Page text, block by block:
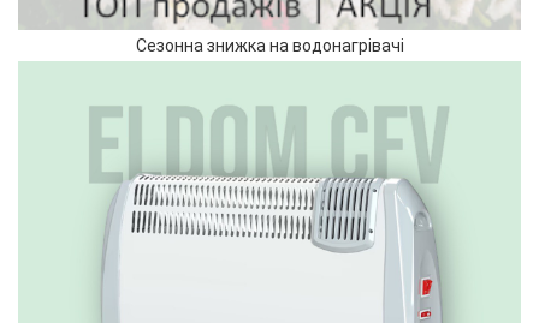
Сезонна знижка на водонагрівачі